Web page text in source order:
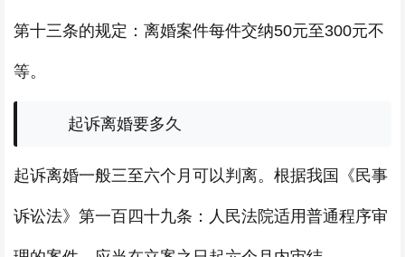
第十三条的规定：离婚案件每件交纳50元至300元不
等。
起诉离婚要多久
起诉离婚一般三至六个月可以判离。根据我国《民事
诉讼法》第一百四十九条：人民法院适用普通程序审